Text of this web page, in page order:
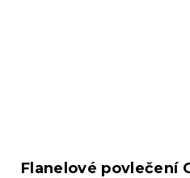
Flanelové povlečení